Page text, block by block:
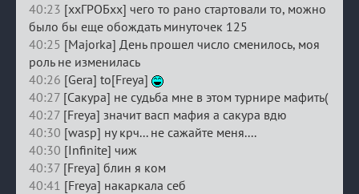
40:23 [ххГРОБхх] чего то рано стартовали то, можно
было бы еще обождать минуточек 125
40:25 [Majorka] День прошел число сменилось, моя
роль не изменилась
40:26 [Gera] to[Freya]
40:27 [Сакура] не судьба мне в этом турнире мафить(
40:27 [Freya] значит васп мафия а сакура вдю
40:30 [wasp] ну крч... не сажайте меня....
40:30 [Infinite] чиж
40:37 [Freya] блин я ком
40:41 [Freya] накаркала себ